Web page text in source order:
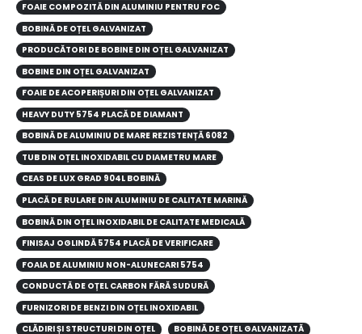
FOAIE COMPOZITĂ DIN ALUMINIU PENTRU FOC
BOBINĂ DE OȚEL GALVANIZAT
PRODUCĂTORI DE BOBINE DIN OȚEL GALVANIZAT
BOBINE DIN OȚEL GALVANIZAT
FOAIE DE ACOPERIȘURI DIN OȚEL GALVANIZAT
HEAVY DUTY 5754 PLACĂ DE DIAMANT
BOBINĂ DE ALUMINIU DE MARE REZISTENȚĂ 6082
TUB DIN OȚEL INOXIDABIL CU DIAMETRU MARE
CEAS DE LUX GRAD 904L BOBINĂ
PLACĂ DE RULARE DIN ALUMINIU DE CALITATE MARINĂ
BOBINĂ DIN OȚEL INOXIDABIL DE CALITATE MEDICALĂ
FINISAJ OGLINDĂ 5754 PLACĂ DE VERIFICARE
FOAIA DE ALUMINIU NON-ALUNECARI 5754
CONDUCTĂ DE OȚEL CARBON FĂRĂ SUDURĂ
FURNIZORI DE BENZI DIN OȚEL INOXIDABIL
CLĂDIRI ȘI STRUCTURI DIN OȚEL
BOBINĂ DE OȚEL GALVANIZATĂ